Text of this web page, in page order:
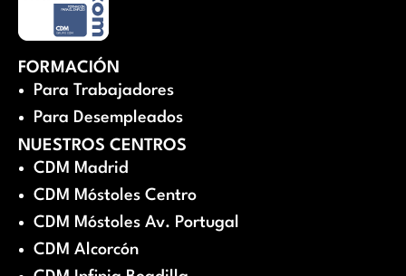
FORMACIÓN
Para Trabajadores
Para Desempleados
NUESTROS CENTROS
CDM Madrid
CDM Móstoles Centro
CDM Móstoles Av. Portugal
CDM Alcorcón